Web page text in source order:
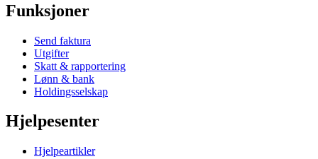
Funksjoner
Send faktura
Utgifter
Skatt & rapportering
Lønn & bank
Holdingsselskap
Hjelpesenter
Hjelpeartikler